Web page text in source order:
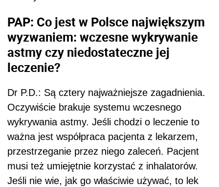
PAP: Co jest w Polsce największym
wyzwaniem: wczesne wykrywanie
astmy czy niedostateczne jej
leczenie?
Dr P.D.: Są cztery najważniejsze zagadnienia.
Oczywiście brakuje systemu wczesnego
wykrywania astmy. Jeśli chodzi o leczenie to
ważna jest współpraca pacjenta z lekarzem,
przestrzeganie przez niego zaleceń. Pacjent
musi też umiejętnie korzystać z inhalatorów.
Jeśli nie wie, jak go właściwie używać, to lek